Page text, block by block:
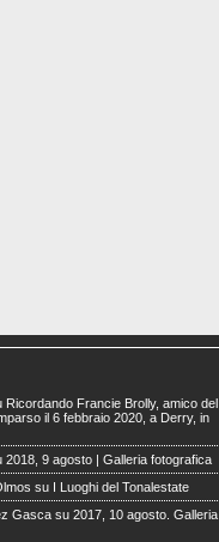
Ricordando Francie Brolly, amico del
il 6 febbraio 2020, a Derry, in
2018, 9 agosto | Galleria fotografica
su
I Luoghi del Tonalestate
Gasca su 2017, 10 agosto. Galleria